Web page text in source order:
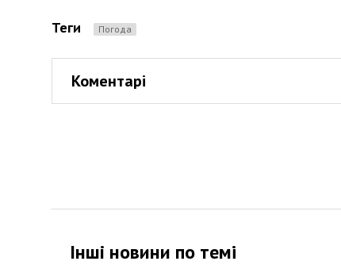
Теги Погода
Коментарі
Інші новини по темi